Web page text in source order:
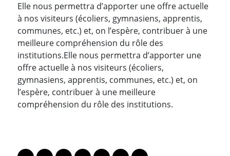
Elle nous permettra d’apporter une offre actuelle
à nos visiteurs (écoliers, gymnasiens, apprentis,
communes, etc.) et, on l’espère, contribuer à une
meilleure compréhension du rôle des
institutions.Elle nous permettra d’apporter une
offre actuelle à nos visiteurs (écoliers,
gymnasiens, apprentis, communes, etc.) et, on
l’espère, contribuer à une meilleure
compréhension du rôle des institutions.